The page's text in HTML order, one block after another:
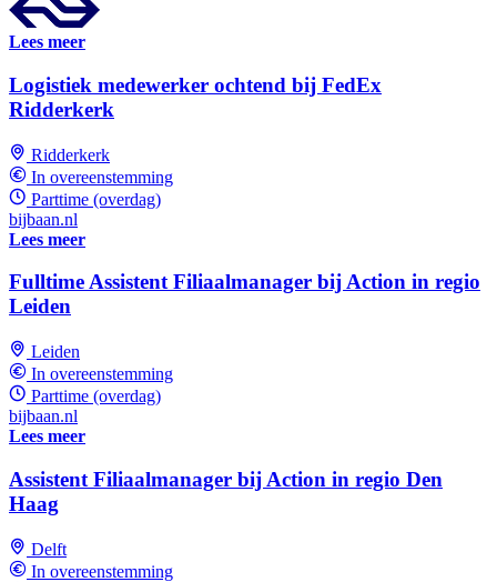
Lees meer
Logistiek medewerker ochtend bij FedEx
Ridderkerk
Ridderkerk
In overeenstemming
Parttime (overdag)
bijbaan.nl
Lees meer
Fulltime Assistent Filiaalmanager bij Action in regio
Leiden
Leiden
In overeenstemming
Parttime (overdag)
bijbaan.nl
Lees meer
Assistent Filiaalmanager bij Action in regio Den
Haag
Delft
In overeenstemming